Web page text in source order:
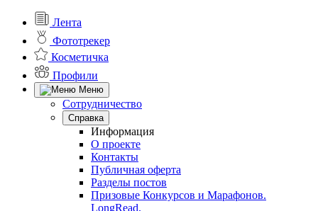
Лента
Фототрекер
Косметичка
Профили
Меню
Сотрудничество
Справка
Информация
О проекте
Контакты
Публичная оферта
Разделы постов
Призовые Конкурсов и Марафонов.
LongRead.